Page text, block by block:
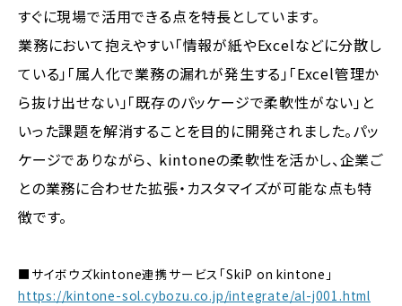
すぐに現場で活用できる点を特長としています。
業務において抱えやすい「情報が紙やExcelなどに分散し
ている」「属人化で業務の漏れが発生する」「Excel管理か
ら抜け出せない」「既存のパッケージで柔軟性がない」と
いった課題を解消することを目的に開発されました。パッ
ケージでありながら、 kintoneの柔軟性を活かし、企業ご
との業務に合わせた拡張・カスタマイズが可能な点も特
徴です。
■サイボウズkintone連携サービス「SkiP on kintone」
https://kintone-sol.cybozu.co.jp/integrate/al-j001.html